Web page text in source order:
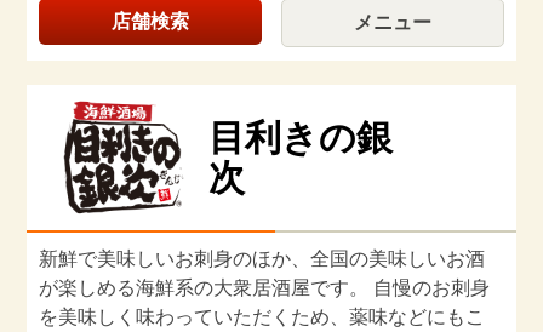
店舗検索 メニュー
目利きの銀
次
新鮮で美味しいお刺⾝のほか、全国の美味しいお酒
が楽しめる海鮮系の大衆居酒屋です。 自慢のお刺身
を美味しく味わっていただくため、薬味などにもこ